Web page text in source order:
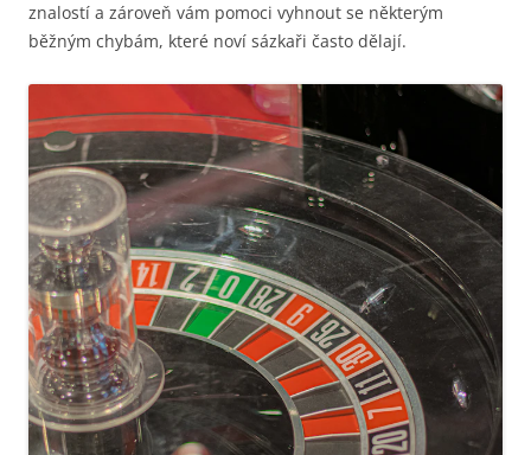
znalostí a zároveň vám pomoci vyhnout se některým
běžným chybám, které noví sázkaři často dělají.